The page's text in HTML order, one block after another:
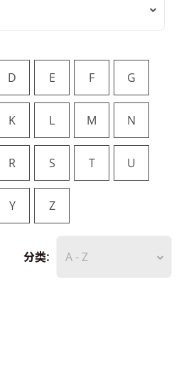
D E F G
K L M N
R S T U
Y Z
分类: A - Z